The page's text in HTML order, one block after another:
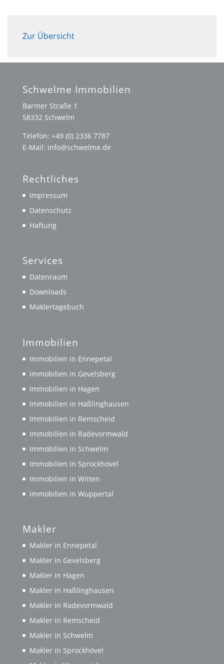
Zur Übersicht
Schwelme Immobilien
Barmer Straße 1
58332 Schwelm
Telefon: +49 (0) 2336 7787
E-Mail: info@schwelme.de
Rechtliches
Impressum
Datenschutz
Haftung
Services
Datenraum
Downloads
Maklertagebuch
Immobilien
Immobilien in Ennepetal
Immobilien in Gevelsberg
Immobilien in Hagen
Immobilien in Haßlinghausen
Immobilien in Remscheid
Immobilien in Radevormwald
Immobilien in Schwelm
Immobilien in Sprockhövel
Immobilien in Witten
Immobilien in Wuppertal
Makler
Makler in Ennepetal
Makler in Gevelsberg
Makler in Hagen
Makler in Haßlinghausen
Makler in Radevormwald
Makler in Remscheid
Makler in Schwelm
Makler in Sprockhövel